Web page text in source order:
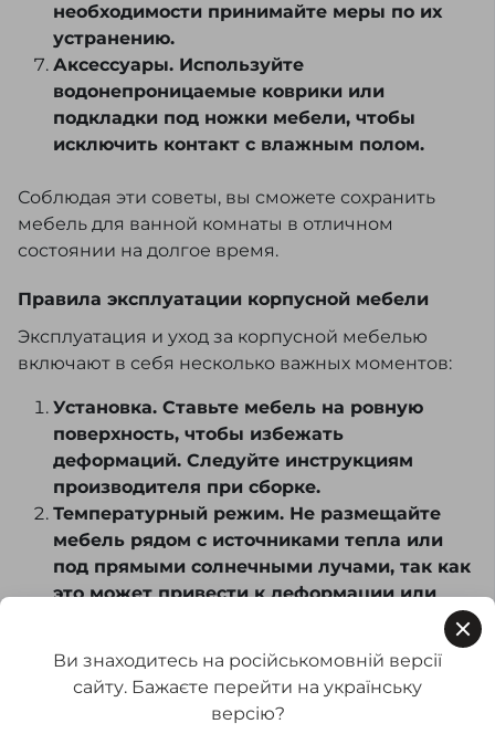
необходимости принимайте меры по их
устранению.
Аксессуары. Используйте
водонепроницаемые коврики или
подкладки под ножки мебели, чтобы
исключить контакт с влажным полом.
Соблюдая эти советы, вы сможете сохранить
мебель для ванной комнаты в отличном
состоянии на долгое время.
Правила эксплуатации корпусной мебели
Эксплуатация и уход за корпусной мебелью
включают в себя несколько важных моментов:
Установка. Ставьте мебель на ровную
поверхность, чтобы избежать
деформаций. Следуйте инструкциям
производителя при сборке.
Температурный режим. Не размещайте
мебель рядом с источниками тепла или
под прямыми солнечными лучами, так как
это может привести к деформации или
мягкой тканью, используя специальные
средства для дерева или ламината.
Избегайте агрессивных моющих веществ,
Ви знаходитесь на російськомовній версії
сайту. Бажаєте перейти на українську
версію?